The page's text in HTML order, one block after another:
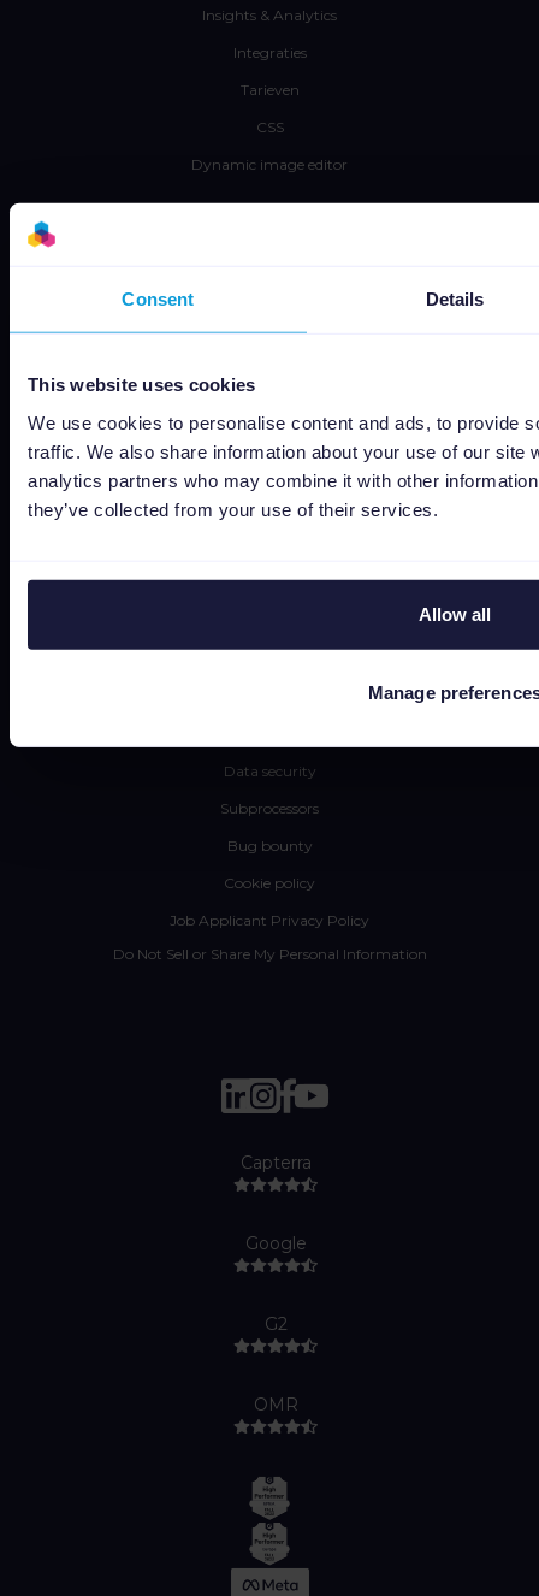
Consent Details
This website uses cookies
We use cookies to personalise content and ads, to provide
traffic. We also share information about your use of our site
analytics partners who may combine it with other
they’ve collected from your use of their services.
Allow all
Manage
Insights & Analytics
Integraties
Tarieven
CSS
Dynamic image editor
Tech blog
Use cases
MVO
Resources
Data security
Subprocessors
Bug bounty
Cookie policy
Job Applicant Privacy Policy
Do Not Sell or Share My Personal Information
Capterra
Google
G2
OMR